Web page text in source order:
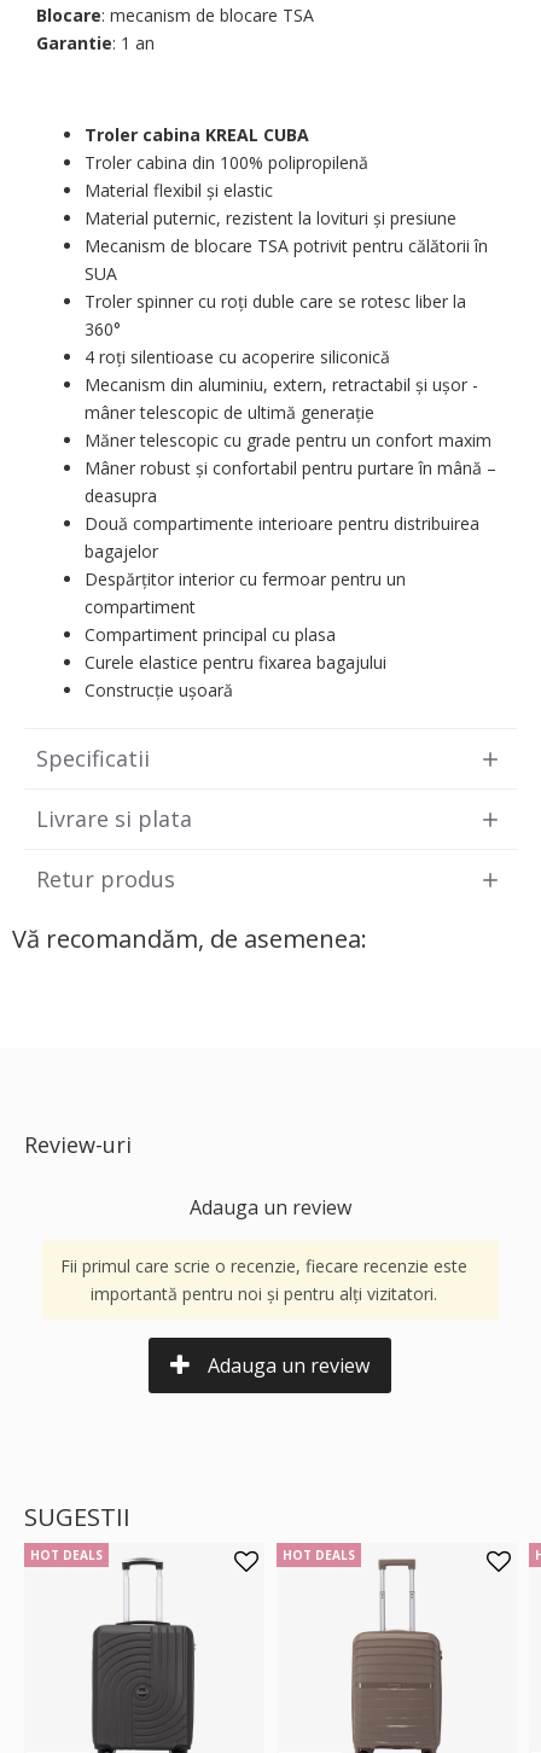
Blocare: mecanism de blocare TSA
Garantie: 1 an
Troler cabina KREAL CUBA
Troler cabina din 100% polipropilenă
Material flexibil și elastic
Material puternic, rezistent la lovituri și presiune
Mecanism de blocare TSA potrivit pentru călătorii în
SUA
Troler spinner cu roți duble care se rotesc liber la
360°
4 roți silentioase cu acoperire siliconică
Mecanism din aluminiu, extern, retractabil și ușor -
mâner telescopic de ultimă generație
Măner telescopic cu grade pentru un confort maxim
Mâner robust și confortabil pentru purtare în mână –
deasupra
Două compartimente interioare pentru distribuirea
bagajelor
Despărțitor interior cu fermoar pentru un
compartiment
Compartiment principal cu plasa
Curele elastice pentru fixarea bagajului
Construcție ușoară
Specificatii
Livrare si plata
Retur produs
Vă recomandăm, de asemenea:
Review-uri
Adauga un review
Fii primul care scrie o recenzie, fiecare recenzie este
importantă pentru noi și pentru alți vizitatori.
Adauga un review
SUGESTII
HOT DEALS HOT DEALS